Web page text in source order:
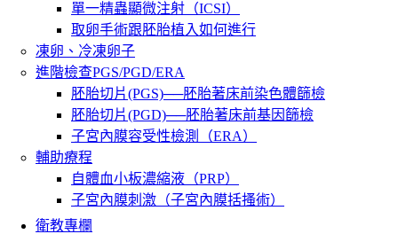
單一精蟲顯微注射（ICSI）
取卵手術跟胚胎植入如何進行
凍卵、冷凍卵子
進階檢查PGS/PGD/ERA
胚胎切片(PGS)──胚胎著床前染色體篩檢
胚胎切片(PGD)──胚胎著床前基因篩檢
子宮內膜容受性檢測（ERA）
輔助療程
自體血小板濃縮液（PRP）
子宮內膜刺激（子宮內膜括搔術）
衛教專欄